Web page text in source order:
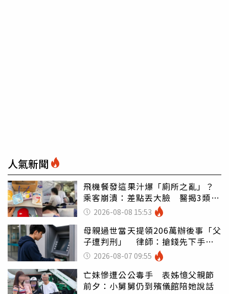
人氣新聞
飛機餐發這果汁爆「廁所之亂」？
乘客崩潰：差點丟大臉 醫揭3類人
別亂喝
2026-08-08 15:53
母親過世當天提領206萬辦後事「父
子遭判刑」 律師：搶錢先下手是
罪 2026-08-07 09:55
亡妹慘遭公公毒手 表姊憶父親節
前夕：小舅舅仍到殯儀館陪她說話